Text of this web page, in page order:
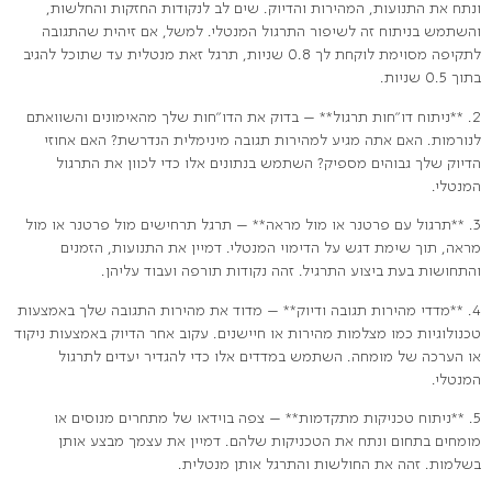
ונתח את התנועות, המהירות והדיוק. שים לב לנקודות החזקות והחלשות,
והשתמש בניתוח זה לשיפור התרגול המנטלי. למשל, אם זיהית שהתגובה
לתקיפה מסוימת לוקחת לך 0.8 שניות, תרגל זאת מנטלית עד שתוכל להגיב
בתוך 0.5 שניות.
2. **ניתוח דו"חות תרגול** – בדוק את הדו"חות שלך מהאימונים והשוואתם
לנורמות. האם אתה מגיע למהירות תגובה מינימלית הנדרשת? האם אחוזי
הדיוק שלך גבוהים מספיק? השתמש בנתונים אלו כדי לכוון את התרגול
המנטלי.
3. **תרגול עם פרטנר או מול מראה** – תרגל תרחישים מול פרטנר או מול
מראה, תוך שימת דגש על הדימוי המנטלי. דמיין את התנועות, הזמנים
והתחושות בעת ביצוע התרגיל. זהה נקודות תורפה ועבוד עליהן.
4. **מדדי מהירות תגובה ודיוק** – מדוד את מהירות התגובה שלך באמצעות
טכנולוגיות כמו מצלמות מהירות או חיישנים. עקוב אחר הדיוק באמצעות ניקוד
או הערכה של מומחה. השתמש במדדים אלו כדי להגדיר יעדים לתרגול
המנטלי.
5. **ניתוח טכניקות מתקדמות** – צפה בוידאו של מתחרים מנוסים או
מומחים בתחום ונתח את הטכניקות שלהם. דמיין את עצמך מבצע אותן
בשלמות. זהה את החולשות והתרגל אותן מנטלית.